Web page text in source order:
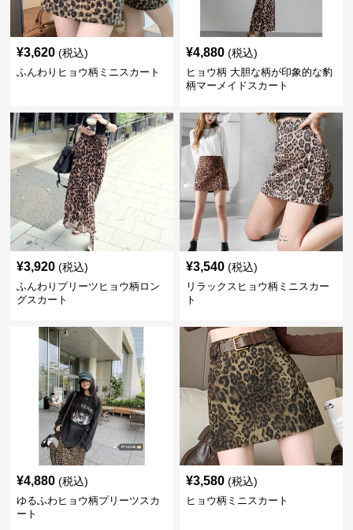
¥3,620 (税込)
ふんわりヒョウ柄ミニスカート
¥4,880 (税込)
ヒョウ柄 大胆な柄が印象的な豹
柄マーメイドスカート
¥3,920 (税込)
ふんわりプリーツヒョウ柄ロン
グスカート
¥3,540 (税込)
リラックスヒョウ柄ミニスカー
ト
¥4,880 (税込)
ゆるふわヒョウ柄プリーツスカ
ート
¥3,580 (税込)
ヒョウ柄ミニスカート